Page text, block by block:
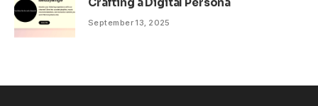
Crafting a Digital Persona
September 13, 2025